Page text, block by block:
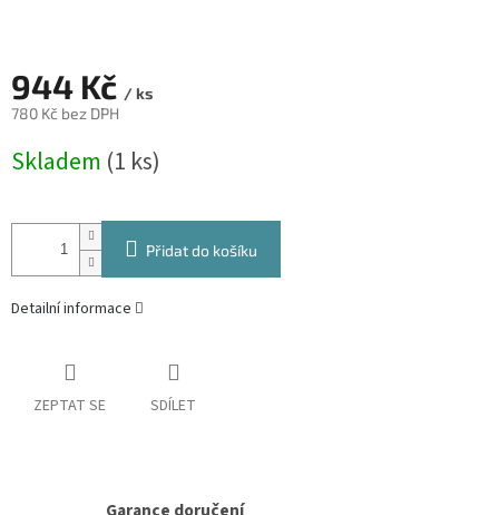
944 Kč / ks
780 Kč bez DPH
cena:
Skladem (1 ks)
Přidat do košíku
Detailní informace
ZEPTAT SE SDÍLET